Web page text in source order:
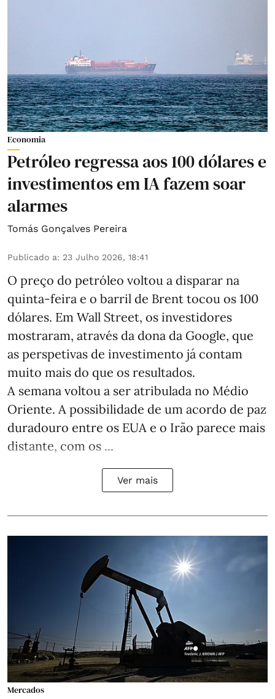
Economia
Petróleo regressa aos 100 dólares e
investimentos em IA fazem soar
alarmes
Tomás Gonçalves Pereira
Publicado a: 23 Julho 2026, 18:41
O preço do petróleo voltou a disparar na
quinta-feira e o barril de Brent tocou os 100
dólares. Em Wall Street, os investidores
mostraram, através da dona da Google, que
as perspetivas de investimento já contam
muito mais do que os resultados.
A semana voltou a ser atribulada no Médio
Oriente. A possibilidade de um acordo de paz
duradouro entre os EUA e o Irão parece mais
distante, com os ...
Ver mais
Mercados